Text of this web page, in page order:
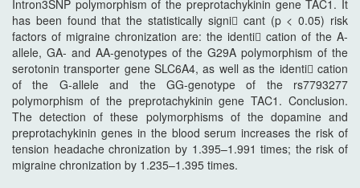
Intron3SNP polymorphism of the preprotachykinin gene TAC1. It
has been found that the statistically signi cant (p < 0.05) risk
factors of migraine chronization are: the identi cation of the A-
allele, GA- and AA-genotypes of the G29A polymorphism of the
serotonin transporter gene SLC6A4, as well as the identi cation
of the G-allele and the GG-genotype of the rs7793277
polymorphism of the preprotachykinin gene TAC1. Conclusion.
The detection of these polymorphisms of the dopamine and
preprotachykinin genes in the blood serum increases the risk of
tension headache chronization by 1.395–1.991 times; the risk of
migraine chronization by 1.235–1.395 times.